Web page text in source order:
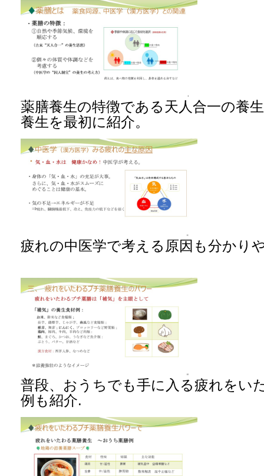
薬膳養生の特徴である天人合一の養
養生を最初に紹介。
疲れの中医学で考える原因も分かり
普段、おうちでも手に入る疲れをい
例も紹介.